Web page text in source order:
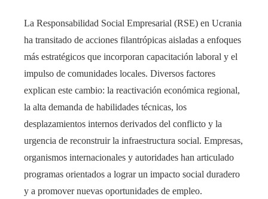
La Responsabilidad Social Empresarial (RSE) en Ucrania
ha transitado de acciones filantrópicas aisladas a enfoques
más estratégicos que incorporan capacitación laboral y el
impulso de comunidades locales. Diversos factores
explican este cambio: la reactivación económica regional,
la alta demanda de habilidades técnicas, los
desplazamientos internos derivados del conflicto y la
urgencia de reconstruir la infraestructura social. Empresas,
organismos internacionales y autoridades han articulado
programas orientados a lograr un impacto social duradero
y a promover nuevas oportunidades de empleo.